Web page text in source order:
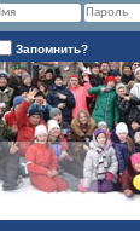
Запомнить?